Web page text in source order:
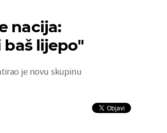
nacija:
lijepo''
je novu skupinu